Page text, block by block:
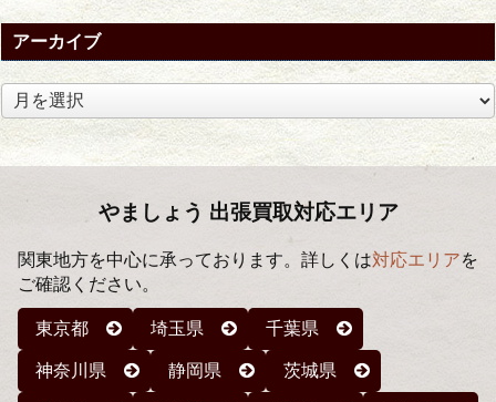
アーカイブ
ア
ー
カ
イ
やましょう 出張買取対応エリア
関東地方を中心に承っております。詳しくは対応エリアを
ご確認ください。
東京都 埼玉県 千葉県
神奈川県 静岡県 茨城県